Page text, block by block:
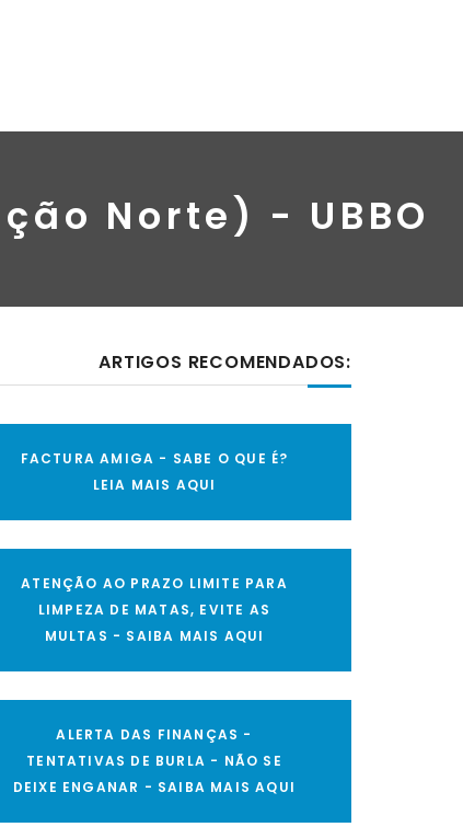
Norte) - UBBO
ARTIGOS RECOMENDADOS:
FACTURA AMIGA - SABE O QUE É?
LEIA MAIS AQUI
ATENÇÃO AO PRAZO LIMITE PARA
LIMPEZA DE MATAS, EVITE AS
MULTAS - SAIBA MAIS AQUI
ALERTA DAS FINANÇAS -
TENTATIVAS DE BURLA - NÃO SE
DEIXE ENGANAR - SAIBA MAIS AQUI